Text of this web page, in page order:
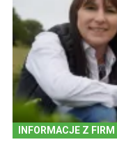
INFORMACJE Z FIRM